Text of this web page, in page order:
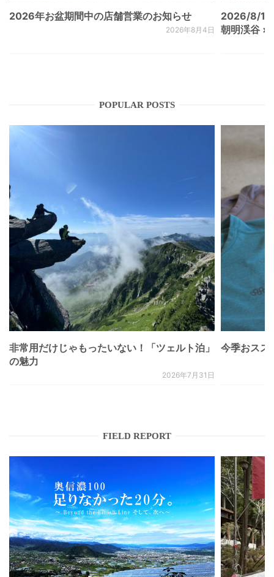
2026年お盆期間中の店舗営業のお知らせ
2026年8月4日
2026/8/
朝明渓谷 ×
POPULAR POSTS
非常用だけじゃもったいない！「ツェルト泊」
の魅力
2026年7月31日
今季おスス
FIELD REPORT